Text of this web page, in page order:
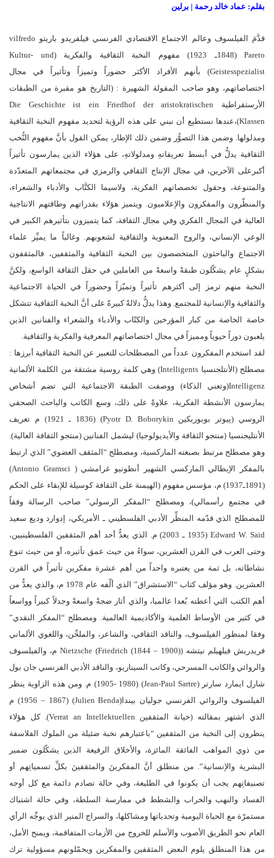
بقلم: عماد خالد رحمة | برلين
قدَّمَ الفيلسوف وعالم الاجتماع الاقتصادي الفرنسي فيلفريدو باريتو vilfredo
Pareto (1848ـ 1923) مفهوم النخبة الثقافية والفكرية (Kultur- und
Geistesspezialist) بأنهم الأفراد الأكثر حضوراً وتميزاً وتأثيراً في مجال
اختصاصاتهم، وهو صاحب المقولة الشهيرة : (التاريخ هو مقبرة من الطبقات
الأرستقراطية Die Geschichte ist ein Friedhof der aristokratischen
Klassen)،عندها نستطيع أن نبني على هذه الرؤية لتحديد مفهوم النخبة الثقافية
ومدلولها. وضمن هذا التصوُّر وضمن ذلك الإطار، يمكن القول بأنَّ مفهوم النُّخب
الثقافية يدلُّ في أبسط تعريفاتهِ ومدلولاتهِ، على هؤلاء الذين يمارسون تأثيراً
أكبرعلى الآخرين، في مجال الإنتاج الثقافي والرمزي في مجتمعاتهم المتعدّدة
والمتنوعة، وحقول تخصصاتهم الفكرية، ولاسيما الكتَّاب والأدباء والشعراء،
والمنظّرون والمفكرون والإعلاميون. ويتميز هؤلاء بقدراتهم وطاقتهم الانتاجية
العالية في المجال الفكري وفي مجال الثقافة، كما يتميزون بتأثيرهم الكبير في
الوعي الإنساني، والروح المعنوية والثقافية لشعوبهم. وغالباً ما يميِّز علماء
الاجتماع والباحثون المتخصصون بين النخبة الثقافية والمثقفين، فالمثقفون
بشكلٍ عام يشكّلون طبقةً واسعةً من العاملين في حقل الثقافة الواسع، ولكنَّ
النخبة منهم ترمز إلى أكثرهم تأثيراً وتميّزاً وحضوراً في الحياة الاجتماعية
والثقافية والإنسانية للمجتمع. وهذا يدلُّ دلالةً كبيرةً على أنَّ النخبة الثقافية تتشكل
خاصة الخاصة من كبار المؤرخين والكتّاب والأدباء والشعراء والفنانين الذين
يلعبون دوراً حيوياً ومميزاً في مجال اختصاصاتهم المعرفية والفكرية والثقافية.
لقد استخدم المفكرون عدداً من المصطلحات للتعبير عن النخبة الثقافية أبرزها :
مصطلح (الأنتلجنسيا Intelligents) وهي كلمة روسية مشتقة من الكلمة الألمانية
Intelligenz(وتعني الذكاء) ووصفت الطبقة الاجتماعية التي تضم أشخاص
يمارسون الأنشطة الفكرية، علاوةً على ذلك، وسع الكاتب والباحث الصحفي
الروسي (پيوتر بوبوريكين Pyotr D. Boborykin) (1836 ـ 1921) م تعريف
الأنتليجنسيا (منتجو الثقافة والأيديولوجيا) ليشمل الفنانين (منتجو الثقافة العالية).
وهو مصطلح مرتبط بصبغته الماركسية، ومصطلح “المثقف العضوي” الذي ارتبط
بالمفكر الإيطالي الماركسي الشهير أنطونيو غرامشي ( Antonio Gramsci)‏
(1891ـ1937) م، مؤسس مفهوم (الهيمنة على الثقافة كوسيلة للإبقاء على الحكم
في مجتمع رأسمالي)، ومصطلح “المفكر الرسولي” صاحب الرسالة وفقاً
للمصطلح الذي قدّمه المنظِّر الأدبي الفلسطيني ـ الأمريكي، إدوارد وديع سعيد
Edward W. Said (1935 ـ 2003) م. الذي يعدُّ أحد أهم المثقفين الفلسطينيين،
وحتى العرب في القرن العشرين، سواءً من حيث عمق تأثيره، أو من حيث تنوع
نشاطاته، بل ثمة من يعتبره واحداً من أهم عشرة مفكرين تأثيراً في القرن
العشرين. وهو مؤلف كتاب “الاستشراق” الذي ألّفه عام 1978 م، والذي يعدُّ من
أهم الكتب التي أعطته بُعدا عالميا، والذي أثار ضجةً واسعةً وجدلاً كبيراً وواسعاً
في كثير من الأوساط العلمية والأكاديمية العالمية. ومصطلح “المفكر النقدي”
وفقا لمنظور الفيلسوف، والناقد الثقافي، والشاعر، والملحِّن، واللغوي الألماني
فريدريش فيلهيلم نيتشه (Nietzsche (Friedrich (1844 – 1900) م، والفيلسوف
والروائي والكاتب المسرحي، وكاتب السيناريو، والناقد الأدبي الفرنسي جان بول
شارل ايمارد سارتر (Jean-Paul Sartre) (1905- 1980) م. ومن هذه الزاوية ينظر
الفيلسوف والروائي الفرنسي جوليان بيندا(Julien Benda)‏ (1867 – 1956) م
الذي اشتهر بمقالته (خيانة المثقفين Verrat an Intellektuellen). كل هؤلاء
ينظرون إلى النخبة من المثقفين “باعتبارهم نخبة ضئيلة من الملوك الفلاسفة
من ذوي المواهب الفائقة المائزة، والأخلاق الرفيعة الذين يشكّلون ضمير
البشرية والإنسانية”. من منطلق أنَّ المفكرينَ والمثقفينَ بكلِّ تسمياتِهم أو
تصنيفاتِهم يجب أن يكونوا في الطليعة، وفي حالة تصادم دائمة مع كل أوجه
الفساد والنهب والخراب والشطط في ممارسة السلطة، وفي حالة اشتباك
مستمرّة مع الحياة اليومية وتحدياتها ومشاكلها، والسراج المنير الذي يوجِّه الرأي
العام نحو الطريق الأصوب والأسلم للخروج من الأزمات المتفاقمة، ويمنح الأمل،
من هذا المنطلق يلوم البعض المثقفين والمفكرين ويحمّلونهم مسؤولية ترك